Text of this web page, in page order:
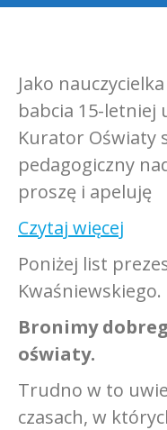
Jako
babcia 15-letniej
Kurator Oświaty
pedagogiczny
proszę i apeluję
Czytaj więcej
Poniżej list
Kwaśniewskiego.
Bronimy
oświaty.
Trudno w to
czasach, w